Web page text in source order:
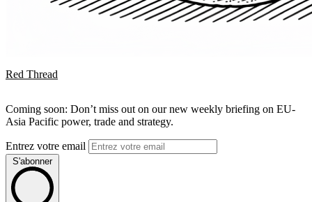
Red Thread
Coming soon: Don’t miss out on our new weekly briefing on EU-
Asia Pacific power, trade and strategy.
Entrez votre email
S'abonner